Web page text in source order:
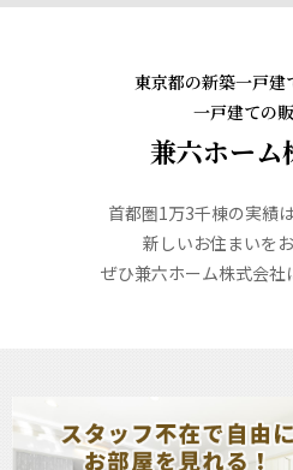
東京都の新築一戸建
一戸建ての
兼六ホーム
首都圏1万3千棟の実績
新しいお住まいをお
ぜひ兼六ホーム株式会社